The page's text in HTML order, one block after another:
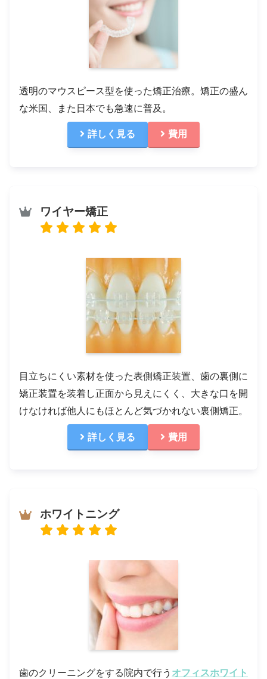
透明のマウスピース型を使った矯正治療。矯正の盛ん
な米国、また日本でも急速に普及。
詳しく見る 費用
ワイヤー矯正
目立ちにくい素材を使った表側矯正装置、歯の裏側に
矯正装置を装着し正面から見えにくく、大きな口を開
けなければ他人にもほとんど気づかれない裏側矯正。
詳しく見る 費用
ホワイトニング
歯のクリーニングをする院内で行う オフィスホワイト